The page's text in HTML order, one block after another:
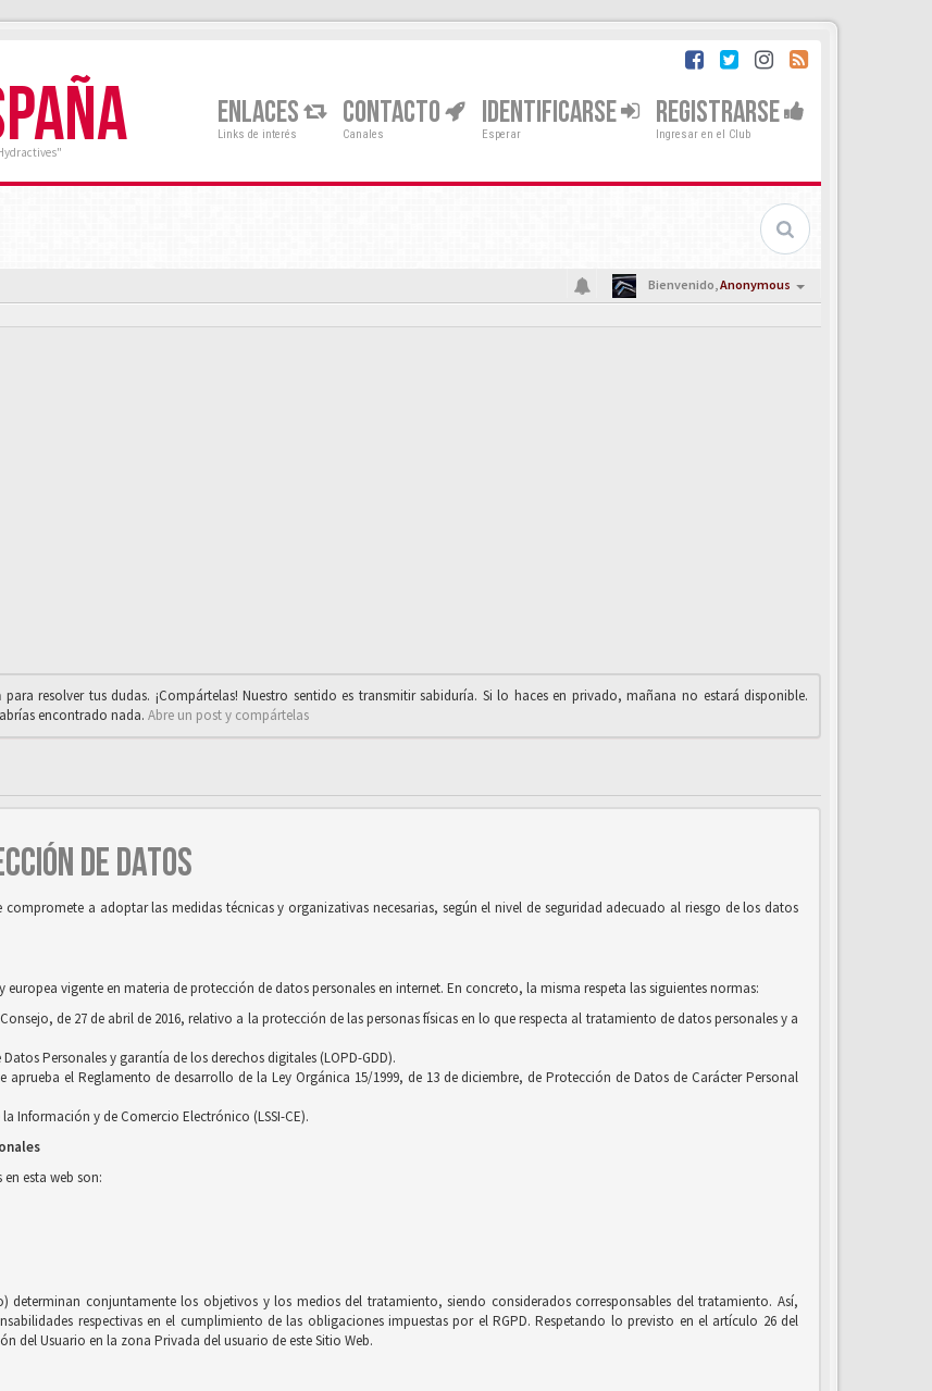
ENLACES
Links de interés
CONTACTO
Canales
IDENTIFICARSE
Esperar
REGISTRARSE
Ingresar en el Club
Bienvenido,Anonymous
para resolver tus dudas. ¡Compártelas! Nuestro sentido es transmitir sabiduría. Si lo haces en privado, mañana no estará disponible.
encontrado nada. Abre un post y compártelas
DE DATOS
a adoptar las medidas técnicas y organizativas necesarias, según el nivel de seguridad adecuado al riesgo de los datos
vigente en materia de protección de datos personales en internet. En concreto, la misma respeta las siguientes normas:
de 27 de abril de 2016, relativo a la protección de las personas físicas en lo que respecta al tratamiento de datos personales y a
Personales y garantía de los derechos digitales (LOPD-GDD).
aprueba el Reglamento de desarrollo de la Ley Orgánica 15/1999, de 13 de diciembre, de Protección de Datos de Carácter Personal
Información y de Comercio Electrónico (LSSI-CE).
esta web son:
determinan conjuntamente los objetivos y los medios del tratamiento, siendo considerados corresponsables del tratamiento. Así,
respectivas en el cumplimiento de las obligaciones impuestas por el RGPD. Respetando lo previsto en el artículo 26 del
del Usuario en la zona Privada del usuario de este Sitio Web.